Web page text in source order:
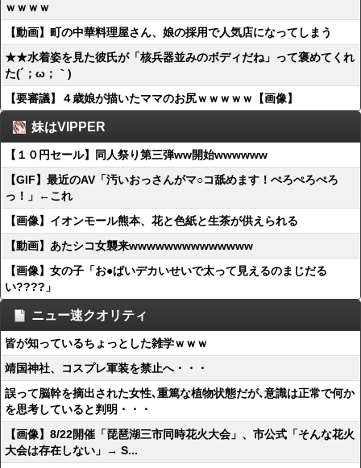
ｗｗｗｗ
【動画】町の中華料理屋さん、娘の採用で人気店になってしまう
★★水着姿を見た彼氏が「核兵器並みのボディだね」って褒めてくれ
た(´；ω；｀)
【要審議】４歳娘が描いたママのお尻ｗｗｗｗｗ【画像】
妹はVIPPER
【１０円セール】同人祭り第三弾ww開始wwwwww
【GIF】最近のAV「汚いおっさんがマ○コ舐めます！ぺろぺろぺろ
っ！」←これ
【画像】イオンモール熊本、花と色紙と生茶が供えられる
【動画】あたシコ女襲来wwwwwwwwwwwwww
【画像】女の子「お●ぱいデカいせいで太って見えるのまじだる
い????」
ニュー速クオリティ
皆が知っているちょっとした雑学ｗｗｗ
靖国神社、コスプレ軍装を禁止へ・・・
誤って脳幹を摘出された女性､重篤な植物状態だが､意識は正常で何か
を思考していると判明・・・
【画像】8/22開催「琵琶湖三市同時花火大会」、市公式「そんな花火
大会は存在しない」→ S...